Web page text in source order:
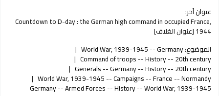
عنوان آخر:
Countdown to D-day : the German high command in occupied France,
1944 [عنوان الغلاف]
الموضوع:World War, 1939-1945 -- Germany
Command of troops -- History -- 20th century
Generals -- Germany -- History -- 20th century
World War, 1939-1945 -- Campaigns -- France -- Normandy
Germany -- Armed Forces -- History -- World War, 1939-1945